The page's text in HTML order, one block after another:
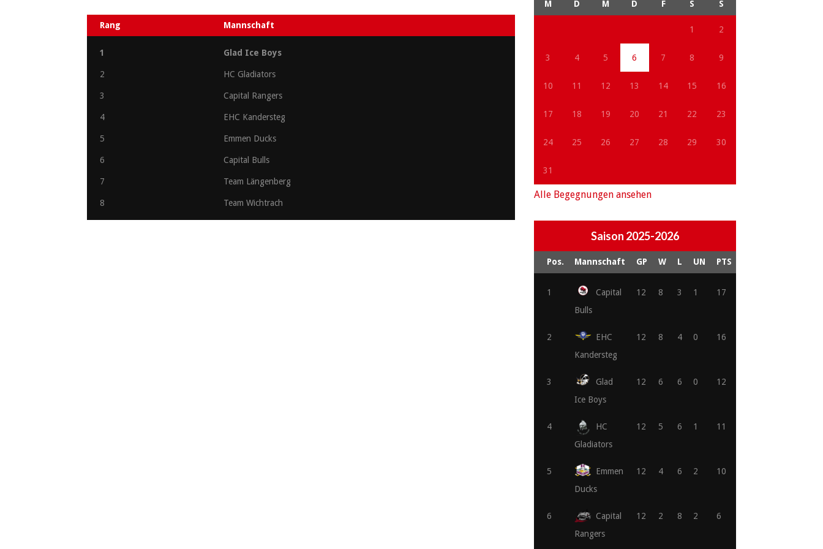
Rang Mannschaft
1 Glad Ice Boys
2 HC Gladiators
3 Capital Rangers
4 EHC Kandersteg
5 Emmen Ducks
6 Capital Bulls
7 Team Längenberg
8 Team Wichtrach
M D M D F S S
1 2
3 4 5 6 7 8 9
10 11 12 13 14 15 16
17 18 19 20 21 22 23
24 25 26 27 28 29 30
31
Alle Begegnungen ansehen
Saison 2025-2026
Pos. Mannschaft GP W L UN PTS
1
Capital
Bulls
12 8 3 1 17
2
EHC
Kandersteg
12 8 4 0 16
3
Glad
Ice Boys
12 6 6 0 12
4
HC
Gladiators
12 5 6 1 11
5
Emmen
Ducks
12 4 6 2 10
6
Capital
Rangers
12 2 8 2 6